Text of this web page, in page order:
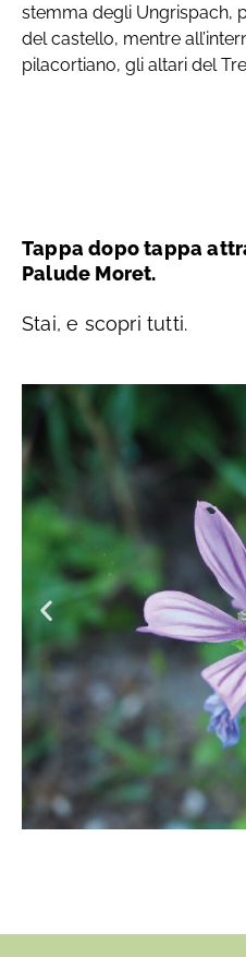
stemma degli Ungrispach,
del castello, mentre
pilacortiano, gli altari del
Tappa dopo tappa
Palude Moret.
Stai, e scopri tutti.